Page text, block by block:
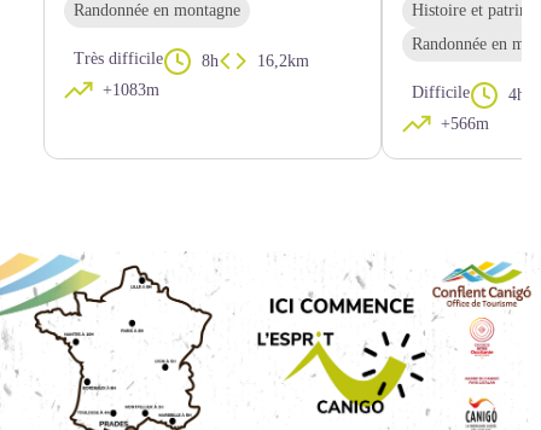
Randonnée en montagne
Très difficile 8h
16,2km
+1083m
Histoire et
Randonnée en
Difficile
4h45
+566m